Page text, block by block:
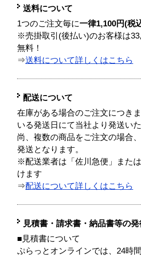
送料について
1つのご注文毎に一律1,100円(税
※売掛取引(後払い)のお客様は
無料！
⇒送料について詳しくはこちら
配送について
在庫がある場合のご注文につき
いる発送日にて当社より発送い
尚、複数の商品をご注文の場合
発送となります。
※配送業者は「佐川急便」また
けます
⇒配送について詳しくはこちら
見積書・請求書・納品書等の
■見積書について
ぷらっとオンラインでは、24時